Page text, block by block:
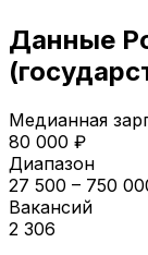
Данные
Медианная
80 000 ₽
Диапазон
27 500 – 750
Вакансий
2 306